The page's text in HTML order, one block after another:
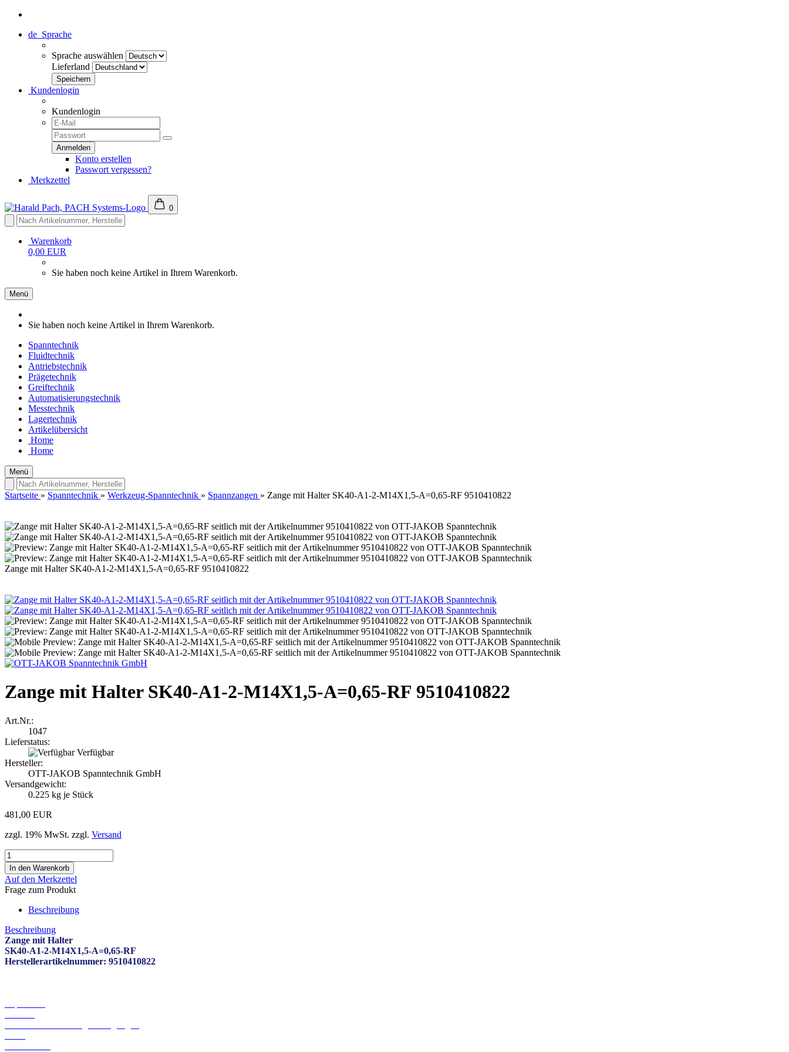
de Sprache
Sprache auswählen
Lieferland
Kundenlogin
Kundenlogin
Konto erstellen
Passwort vergessen?
Merkzettel
0
Warenkorb
0,00 EUR
Sie haben noch keine Artikel in Ihrem Warenkorb.
Menü
Sie haben noch keine Artikel in Ihrem Warenkorb.
Spanntechnik
Fluidtechnik
Antriebstechnik
Prägetechnik
Greiftechnik
Automatisierungstechnik
Messtechnik
Lagertechnik
Artikelübersicht
Home
Home
Menü
Startseite » Spanntechnik » Werkzeug-Spanntechnik » Spannzangen » Zange mit Halter SK40-A1-2-M14X1,5-A=0,65-RF 9510410822
Zange mit Halter SK40-A1-2-M14X1,5-A=0,65-RF 9510410822
Zange mit Halter SK40-A1-2-M14X1,5-A=0,65-RF 9510410822
Art.Nr.:
1047
Lieferstatus:
Verfügbar
Hersteller:
OTT-JAKOB Spanntechnik GmbH
Versandgewicht:
0.225 kg je Stück
481,00 EUR
zzgl. 19% MwSt. zzgl. Versand
Auf den Merkzettel
Frage zum Produkt
Beschreibung
Beschreibung
Zange mit Halter
SK40-A1-2-M14X1,5-A=0,65-RF
Herstellerartikelnummer: 9510410822